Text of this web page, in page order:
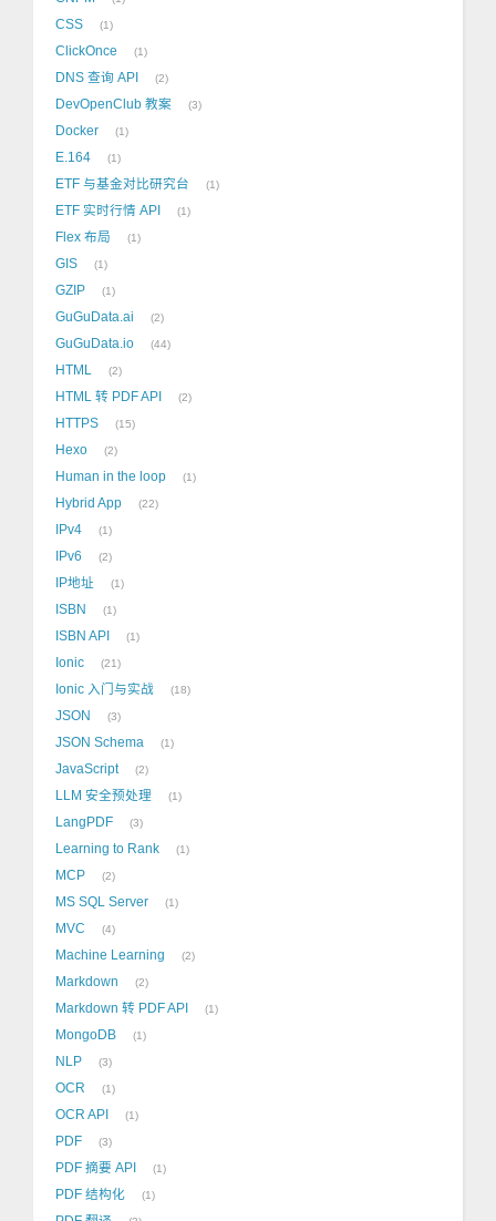
CSS 1
ClickOnce 1
DNS 查询 API 2
DevOpenClub 教案 3
Docker 1
E.164 1
ETF 与基金对比研究台 1
ETF 实时行情 API 1
Flex 布局 1
GIS 1
GZIP 1
GuGuData.ai 2
GuGuData.io 44
HTML 2
HTML 转 PDF API 2
HTTPS 15
Hexo 2
Human in the loop 1
Hybrid App 22
IPv4 1
IPv6 2
IP地址 1
ISBN 1
ISBN API 1
Ionic 21
Ionic 入门与实战 18
JSON 3
JSON Schema 1
JavaScript 2
LLM 安全预处理 1
LangPDF 3
Learning to Rank 1
MCP 2
MS SQL Server 1
MVC 4
Machine Learning 2
Markdown 2
Markdown 转 PDF API 1
MongoDB 1
NLP 3
OCR 1
OCR API 1
PDF 3
PDF 摘要 API 1
PDF 结构化 1